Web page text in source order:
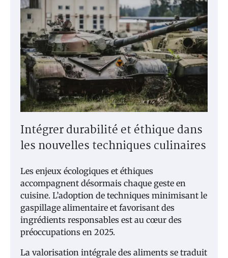
Intégrer durabilité et éthique dans
les nouvelles techniques culinaires
Les enjeux écologiques et éthiques
accompagnent désormais chaque geste en
cuisine. L’adoption de techniques minimisant le
gaspillage alimentaire et favorisant des
ingrédients responsables est au cœur des
préoccupations en 2025.
La valorisation intégrale des aliments se traduit